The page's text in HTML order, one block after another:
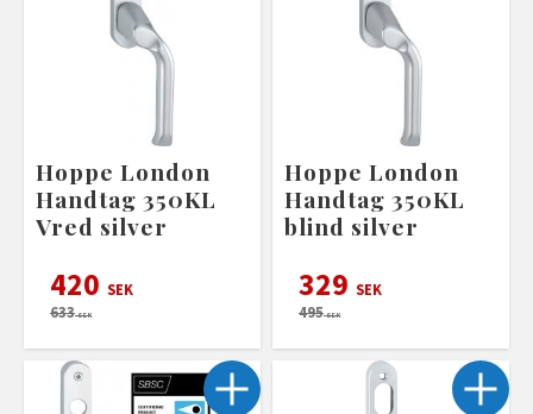
Hoppe London
Handtag 350KL
Vred silver
420 SEK
633SEK
Hoppe London
Handtag 350KL
blind silver
329 SEK
495SEK